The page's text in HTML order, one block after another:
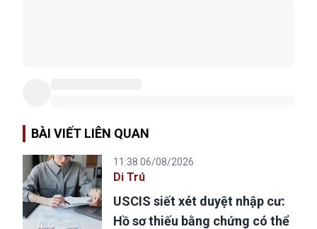
BÀI VIẾT LIÊN QUAN
11:38 06/08/2026
Di Trú
USCIS siết xét duyệt nhập cư:
Hồ sơ thiếu bằng chứng có thể